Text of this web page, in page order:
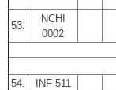
53.
NCHI
0002
54. INF 511